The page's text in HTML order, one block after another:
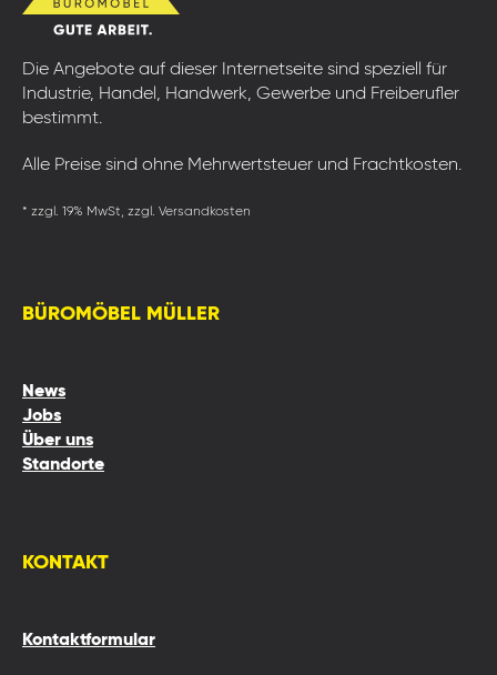
Die Angebote auf dieser Internetseite sind speziell für
Industrie, Handel, Handwerk, Gewerbe und Freiberufler
bestimmt.
Alle Preise sind ohne Mehrwertsteuer und Frachtkosten.
* zzgl. 19% MwSt, zzgl. Versandkosten
BÜROMÖBEL MÜLLER
News
Jobs
Über uns
Standorte
KONTAKT
Kontaktformular